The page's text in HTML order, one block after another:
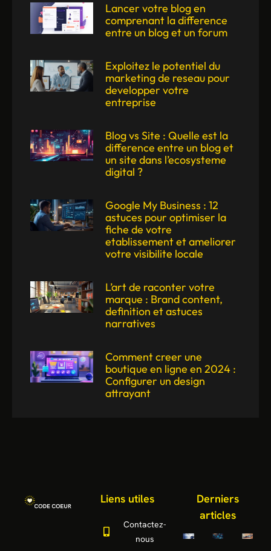
Lancer votre blog en
comprenant la difference
entre un blog et un forum
Exploitez le potentiel du
marketing de reseau pour
developper votre
entreprise
Blog vs Site : Quelle est la
difference entre un blog et
un site dans l’ecosysteme
digital ?
Google My Business : 12
astuces pour optimiser la
fiche de votre
etablissement et ameliorer
votre visibilite locale
L’art de raconter votre
marque : Brand content,
definition et astuces
narratives
Comment creer une
boutique en ligne en 2024 :
Configurer un design
attrayant
Contactez-
nous
Liens utiles
Derniers
articles